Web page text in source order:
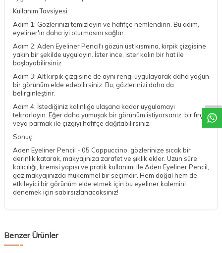
Kullanım Tavsiyesi:
Adım 1: Gözlerinizi temizleyin ve hafifçe nemlendirin. Bu adım,
eyeliner'ın daha iyi oturmasını sağlar.
Adım 2: Aden Eyeliner Pencil'ı gözün üst kısmına, kirpik çizgisine
yakın bir şekilde uygulayın. İster ince, ister kalın bir hat ile
başlayabilirsiniz.
Adım 3: Alt kirpik çizgisine de aynı rengi uygulayarak daha yoğun
bir görünüm elde edebilirsiniz. Bu, gözlerinizi daha da
belirginleştirir.
Adım 4: İstediğiniz kalınlığa ulaşana kadar uygulamayı
tekrarlayın. Eğer daha yumuşak bir görünüm istiyorsanız, bir fırça
veya parmak ile çizgiyi hafifçe dağıtabilirsiniz.
Sonuç:
Aden Eyeliner Pencil - 05 Cappuccino, gözlerinize sıcak bir
derinlik katarak, makyajınıza zarafet ve şıklık ekler. Uzun süre
kalıcılığı, kremsi yapısı ve pratik kullanımı ile Aden Eyeliner Pencil,
göz makyajınızda mükemmel bir seçimdir. Hem doğal hem de
etkileyici bir görünüm elde etmek için bu eyeliner kalemini
denemek için sabırsızlanacaksınız!
Benzer Ürünler